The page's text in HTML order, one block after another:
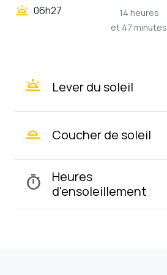
wb_twilight 06h27
14 heures
et 47 minutes
wb_twilight Lever du soleil
wb_twilight_2 Coucher de soleil
timer
Heures
d'ensoleillement